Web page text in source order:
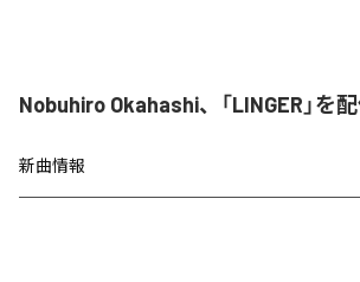
Nobuhiro Okahashi、「LINGER」を
新曲情報